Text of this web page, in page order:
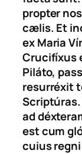
propter
cælis. Et
ex Maria
Crucifíxus
Piláto,
resurréxit
ad
est cum
cuius